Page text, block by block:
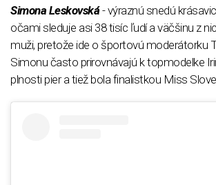
Simona Leskovská - výraznú snedú
očami sleduje asi 38 tisíc ľudí a väčšinu z
muži, pretože ide o športovú moderátorku
Simonu často prirovnávajú k topmodelke
plnosti pier a tiež bola finalistkou Miss